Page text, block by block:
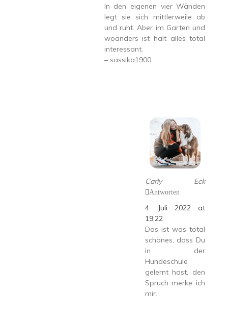
In den eigenen vier Wänden
legt sie sich mittlerweile ab
und ruht. Aber im Garten und
woanders ist halt alles total
interessant.
– sassika1900
Carly Eck
Antworten
4. Juli 2022 at
19:22
Das ist was total
schönes, dass Du
in der
Hundeschule
gelernt hast, den
Spruch merke ich
mir.